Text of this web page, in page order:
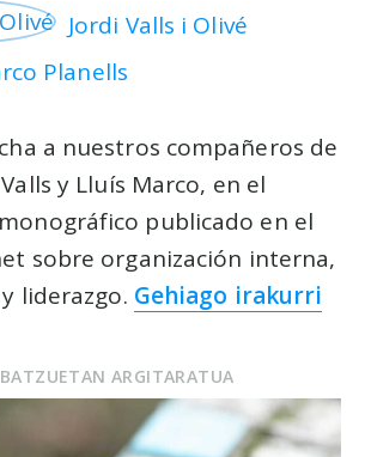
Jordi Valls i Olivé
Planells
a nuestros compañeros de
y Lluís Marco, en el
publicado en el
sobre organización interna,
liderazgo. Gehiago irakurri
ARGITARATUA